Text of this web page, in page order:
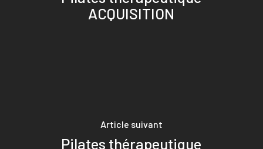
ACQUISITION
Article suivant
Pilates thérapeutique